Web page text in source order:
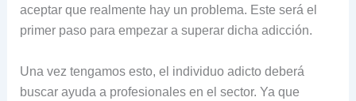
aceptar que realmente hay un problema. Este será el
primer paso para empezar a superar dicha adicción.
Una vez tengamos esto, el individuo adicto deberá
buscar ayuda a profesionales en el sector. Ya que